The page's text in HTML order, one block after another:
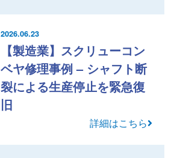
2026.06.23
【製造業】スクリューコン
ベヤ修理事例 – シャフト断
裂による生産停止を緊急復
旧
詳細はこちら